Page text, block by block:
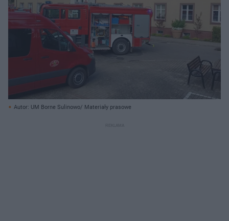
Autor: UM Borne Sulinowo/ Materiały prasowe